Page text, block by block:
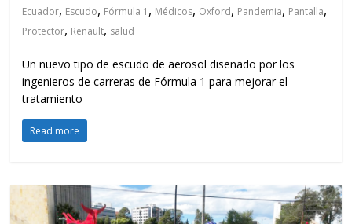
Ecuador, Escudo, Fórmula 1 , Médicos, Oxford, Pandemia, Pantalla,
Protector, Renault, salud
Un nuevo tipo de escudo de aerosol diseñado por los
ingenieros de carreras de Fórmula 1 para mejorar el
tratamiento
Read more